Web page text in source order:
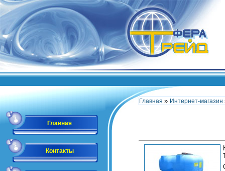
Главная
Контакты
Главная » Интернет-магазин